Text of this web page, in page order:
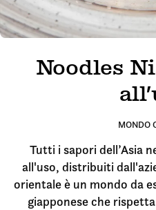
Noodles
MONDO
Tutti i sapori dell’Asia
all'uso, distribuiti
orientale è un mondo da
giapponese che